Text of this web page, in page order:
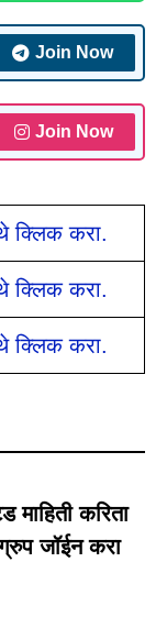
Join Now
Join Now
क्लिक करा.
क्लिक करा.
क्लिक करा.
माहिती करिता
जॉईन करा